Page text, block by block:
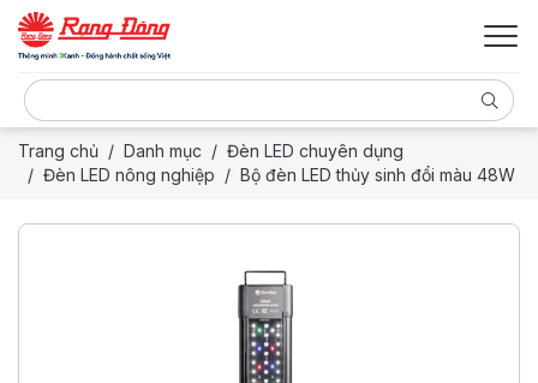
Trang chủ Danh mục
Đèn LED chuyên dụng
Đèn LED nông nghiệp
Bộ đèn LED thủy sinh đổi màu 48W